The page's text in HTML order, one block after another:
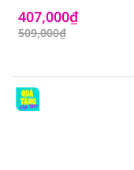
407,000₫
509,000₫